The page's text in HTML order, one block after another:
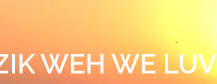
WEH WE LUV